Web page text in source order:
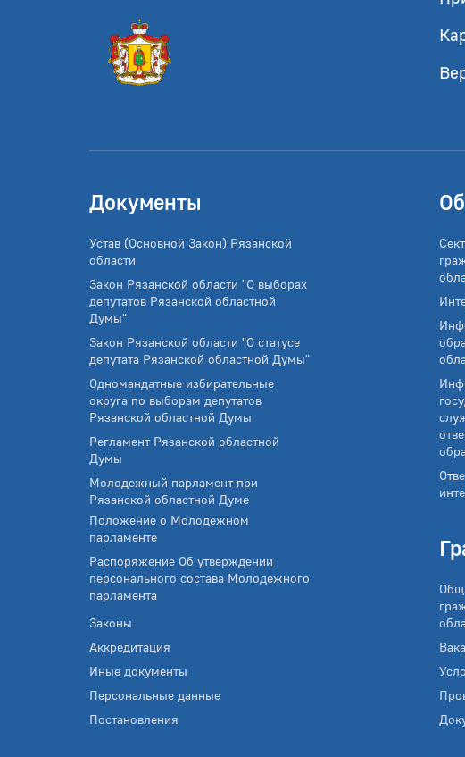
Документы
Устав (Основной Закон) Рязанской
области
Закон Рязанской области "О выборах
депутатов Рязанской областной
Думы"
Закон Рязанской области "О статусе
депутата Рязанской областной Думы"
Одномандатные избирательные
округа по выборам депутатов
Рязанской областной Думы
Регламент Рязанской областной
Думы
Молодежный парламент при
Рязанской областной Думе
Положение о Молодежном
парламенте
Распоряжение Об утверждении
персонального состава Молодежного
парламента
Законы
Аккредитация
Иные документы
Персональные данные
Постановления